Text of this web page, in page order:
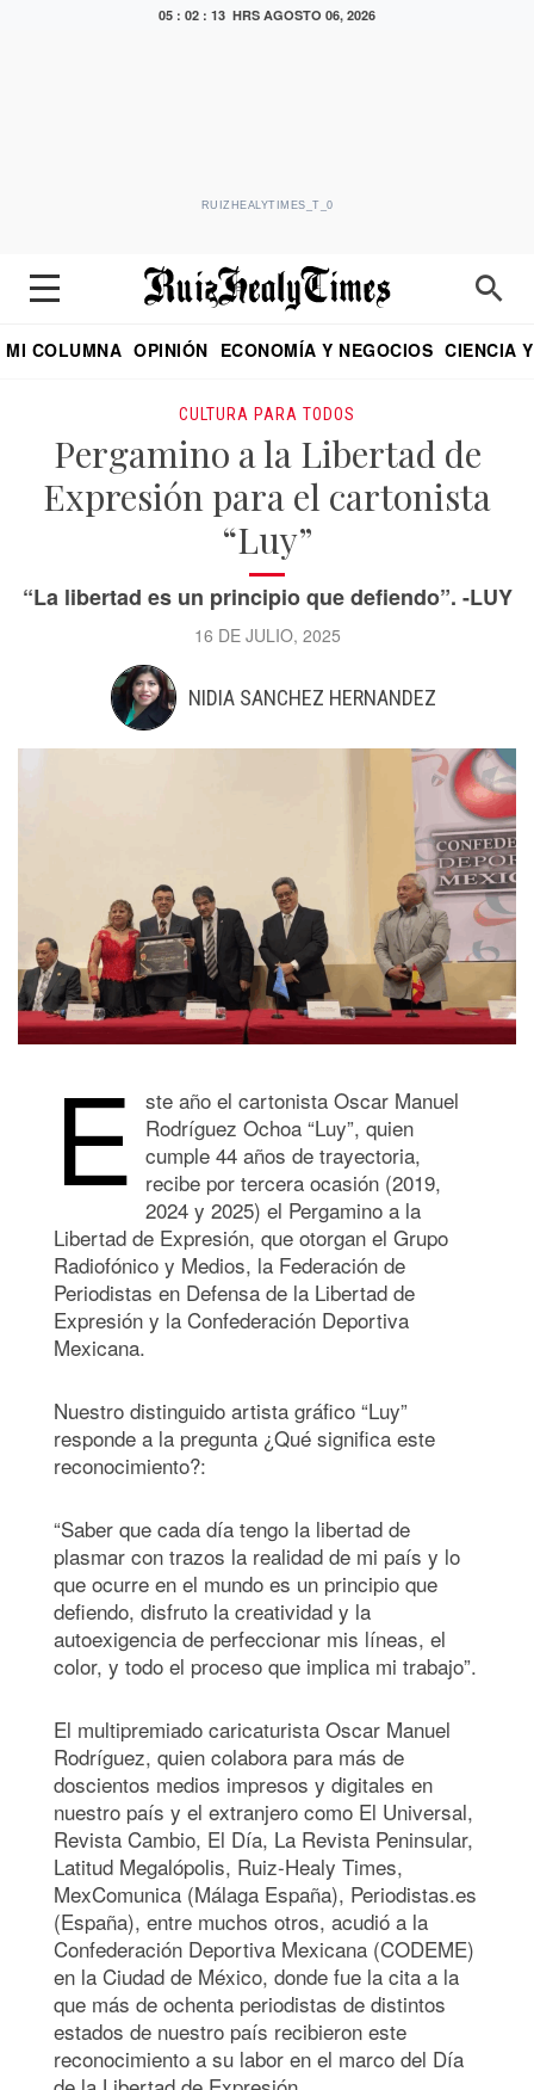
05 : 02 : 14 HRS AGOSTO 06, 2026
RUIZHEALYTIMES_T_0
MI COLUMNA OPINIÓN ECONOMÍA Y NEGOCIOS CIENCIA
CULTURA PARA TODOS
Pergamino a la Libertad de
Expresión para el cartonista
“Luy”
“La libertad es un principio que defiendo”. -LUY
16 DE JULIO, 2025
NIDIA SANCHEZ HERNANDEZ
E ste año el cartonista Oscar Manuel
Rodríguez Ochoa “Luy”, quien
cumple 44 años de trayectoria,
recibe por tercera ocasión (2019,
2024 y 2025) el Pergamino a la
Libertad de Expresión, que otorgan el Grupo
Radiofónico y Medios, la Federación de
Periodistas en Defensa de la Libertad de
Expresión y la Confederación Deportiva
Mexicana.
Nuestro distinguido artista gráfico “Luy”
responde a la pregunta ¿Qué significa este
reconocimiento?:
“Saber que cada día tengo la libertad de
plasmar con trazos la realidad de mi país y lo
que ocurre en el mundo es un principio que
defiendo, disfruto la creatividad y la
autoexigencia de perfeccionar mis líneas, el
color, y todo el proceso que implica mi trabajo”.
El multipremiado caricaturista Oscar Manuel
Rodríguez, quien colabora para más de
doscientos medios impresos y digitales en
nuestro país y el extranjero como El Universal,
Revista Cambio, El Día, La Revista Peninsular,
Latitud Megalópolis, Ruiz-Healy Times,
MexComunica (Málaga España), Periodistas.es
(España), entre muchos otros, acudió a la
Confederación Deportiva Mexicana (CODEME)
en la Ciudad de México, donde fue la cita a la
que más de ochenta periodistas de distintos
estados de nuestro país recibieron este
reconocimiento a su labor en el marco del Día